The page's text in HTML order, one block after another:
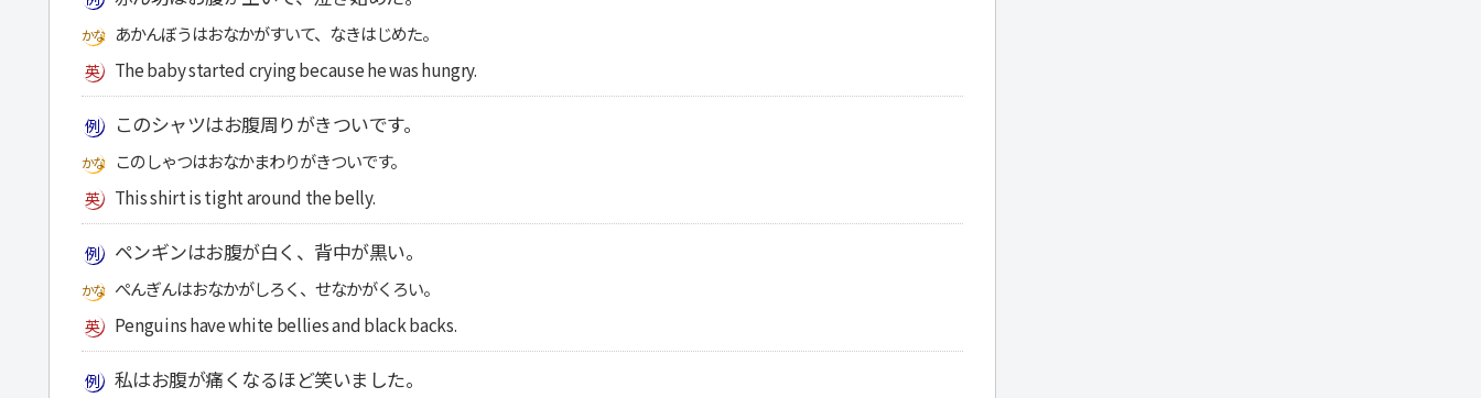
あかんぼうはおなかがすいて、なきはじめた。
The baby started crying because he was hungry.
このシャツはお腹周りがきついです。
このしゃつはおなかまわりがきついです。
This shirt is tight around the belly.
ペンギンはお腹が白く、背中が黒い。
ぺんぎんはおなかがしろく、せなかがくろい。
Penguins have white bellies and black backs.
私はお腹が痛くなるほど笑いました。